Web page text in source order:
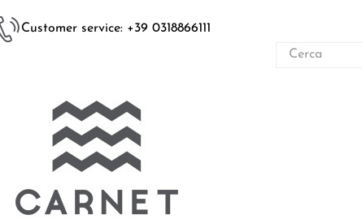
Customer service: +39 0318866111